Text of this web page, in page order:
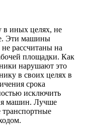
в иных целях, не
Эти машины
рассчитаны на
площадки. Как
нарушают это
в своих целях в
срока
исключить
машин. Лучше
транспортные